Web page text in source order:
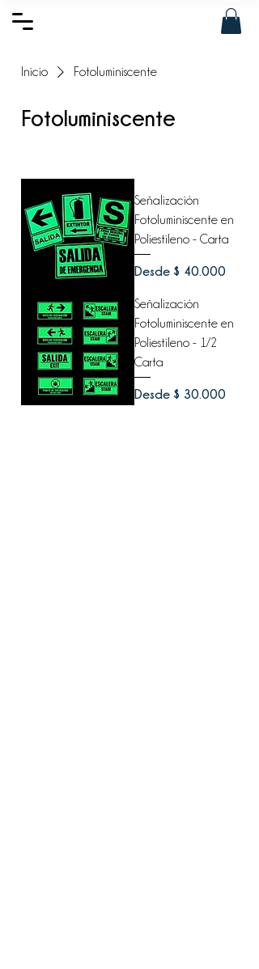
Inicio Fotoluminiscente
Fotoluminiscente
Señalización
Fotoluminiscente en
Poliestileno - Carta
Desde $ 40.000
Precio de oferta
Señalización
Fotoluminiscente en
Poliestileno - 1/2
Carta
Desde $ 30.000
Precio de oferta